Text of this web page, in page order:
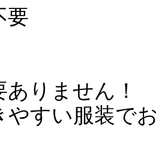
要
りません！
やすい服装で